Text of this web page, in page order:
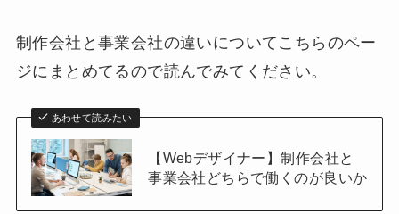
制作会社と事業会社の違いについてこちらのペー
ジにまとめてるので読んでみてください。
あわせて読みたい
【Webデザイナー】制作会社と
事業会社どちらで働くのが良いか